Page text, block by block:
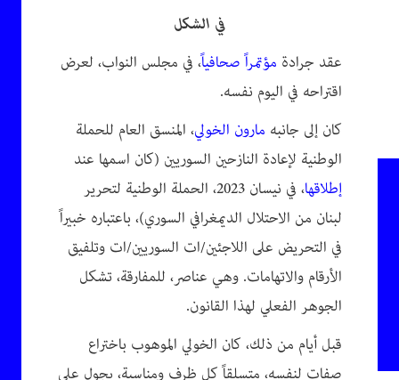
في الشكل
عقد جرادة مؤتمراً صحافياً، في مجلس النواب، لعرض
اقتراحه في اليوم نفسه.
كان إلى جانبه مارون الخولي، المنسق العام للحملة
الوطنية لإعادة النازحين السوريين (كان اسمها عند
إطلاقها
، في نيسان 2023، الحملة الوطنية لتحرير
لبنان من الاحتلال الديمغرافي السوري)، باعتباره خبيراً
في التحريض على اللاجئين/ات السوريين/ات وتلفيق
الأرقام والاتهامات. وهي عناصر، للمفارقة، تشكل
الجوهر الفعلي لهذا القانون.
قبل أيام من ذلك، كان الخولي الموهوب باختراع
صفات لنفسه، متسلقاً كل ظرف ومناسبة، يجول على